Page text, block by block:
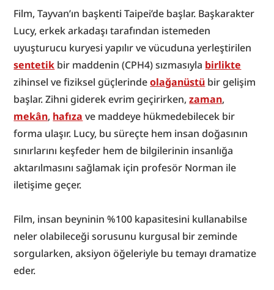
Film, Tayvan’ın başkenti Taipei’de başlar. Başkarakter
Lucy, erkek arkadaşı tarafından istemeden
sentetik bir maddenin (CPH4) sızmasıyla birlikte
zihinsel ve fiziksel güçlerinde olağanüstü bir gelişim
başlar. Zihni giderek evrim geçirirken, zaman
mekân, hafıza ve maddeye hükmedebilecek bir
forma ulaşır. Lucy, bu süreçte hem insan doğasının
sınırlarını keşfeder hem de bilgilerinin insanlığa
aktarılmasını sağlamak için profesör Norman ile
iletişime geçer.
Film, insan beyninin %100 kapasitesini kullanabilse
neler olabileceği sorusunu kurgusal bir zeminde
sorgularken, aksiyon öğeleriyle bu temayı dramatize
eder.